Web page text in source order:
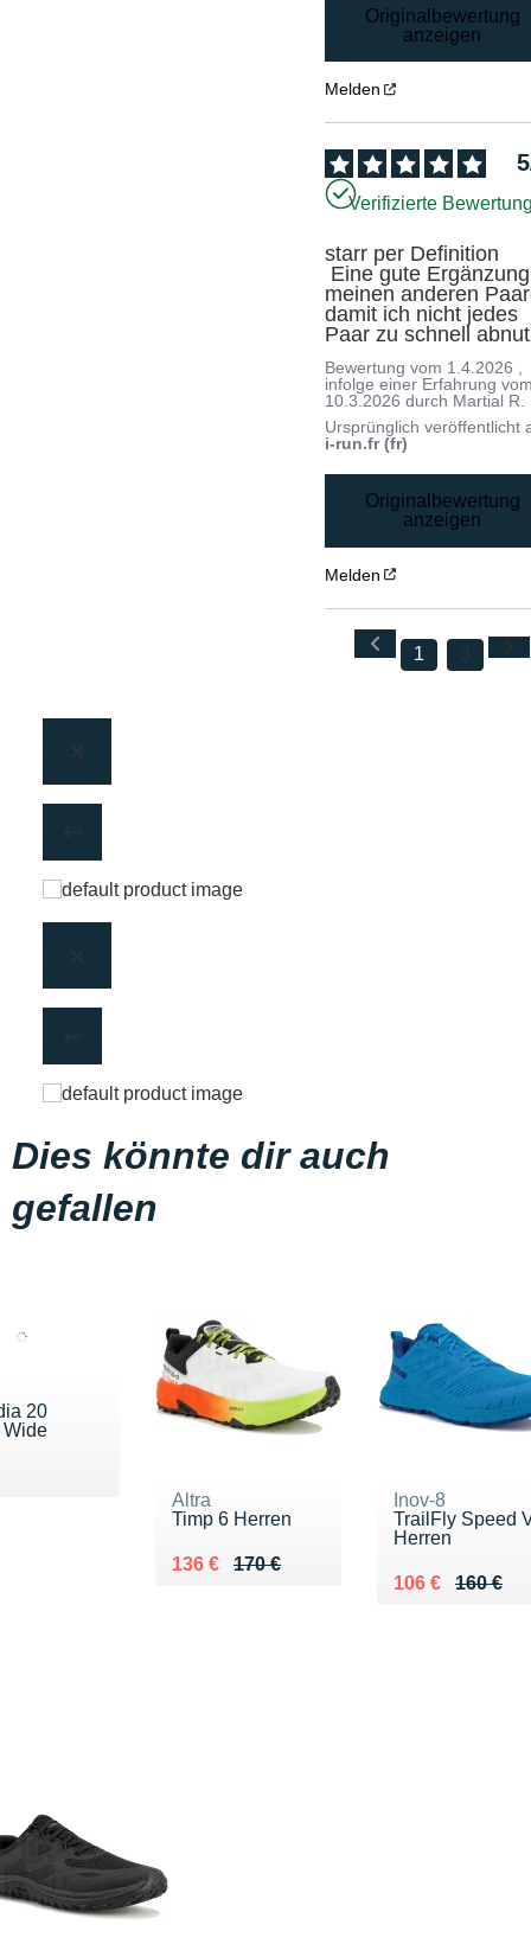
Originalbewertung
anzeigen
Melden
5
Verifizierte
starr per Definition
meinen anderen
damit ich nicht jedes
Paar zu schnell
Bewertung vom 1.4.2026 ,
infolge einer Erfahrung
10.3.2026 durch Martial R.
Ursprünglich veröffentlicht
i-run.fr (fr)
Originalbewertung
anzeigen
Melden
1 3
Dies könnte dir auch
gefallen
20
Wide
Altra
Timp 6 Herren
170 €
Au lieu de 170 €
136 €
Vendu 136 €
Inov-8
TrailFly Speed
Herren
160 €
Au lieu de 160
106 €
Vendu 106 €